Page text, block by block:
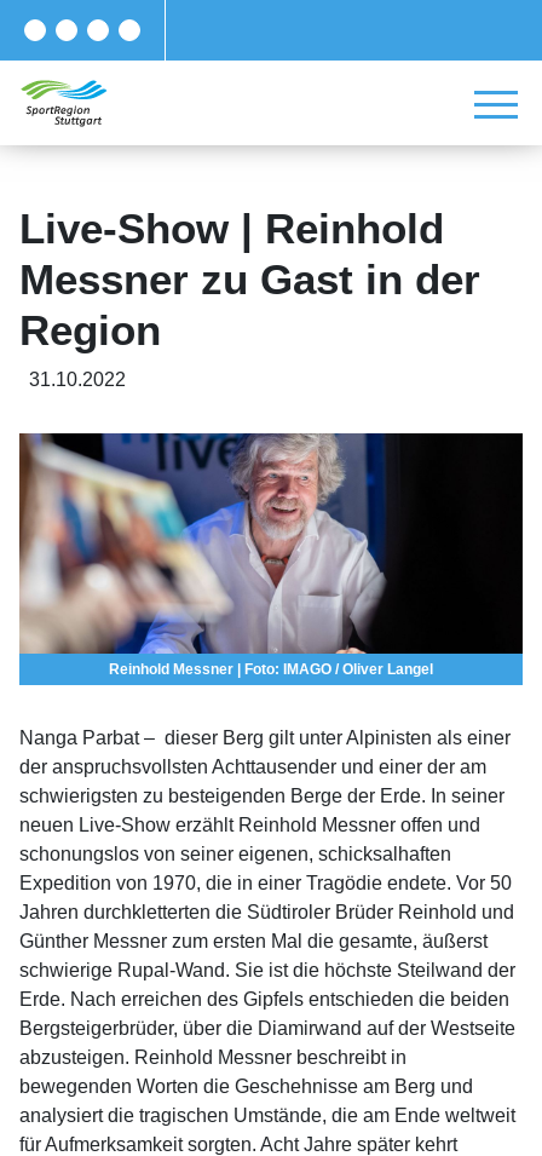
Live-Show | Reinhold
Messner zu Gast in der
Region
31.10.2022
Reinhold Messner | Foto: IMAGO / Oliver Langel
Nanga Parbat – dieser Berg gilt unter Alpinisten als einer
der anspruchsvollsten Achttausender und einer der am
schwierigsten zu besteigenden Berge der Erde. In seiner
neuen Live-Show erzählt Reinhold Messner offen und
schonungslos von seiner eigenen, schicksalhaften
Expedition von 1970, die in einer Tragödie endete. Vor 50
Jahren durchkletterten die Südtiroler Brüder Reinhold und
Günther Messner zum ersten Mal die gesamte, äußerst
schwierige Rupal-Wand. Sie ist die höchste Steilwand der
Erde. Nach erreichen des Gipfels entschieden die beiden
Bergsteigerbrüder, über die Diamirwand auf der Westseite
abzusteigen. Reinhold Messner beschreibt in
bewegenden Worten die Geschehnisse am Berg und
analysiert die tragischen Umstände, die am Ende weltweit
für Aufmerksamkeit sorgten. Acht Jahre später kehrt